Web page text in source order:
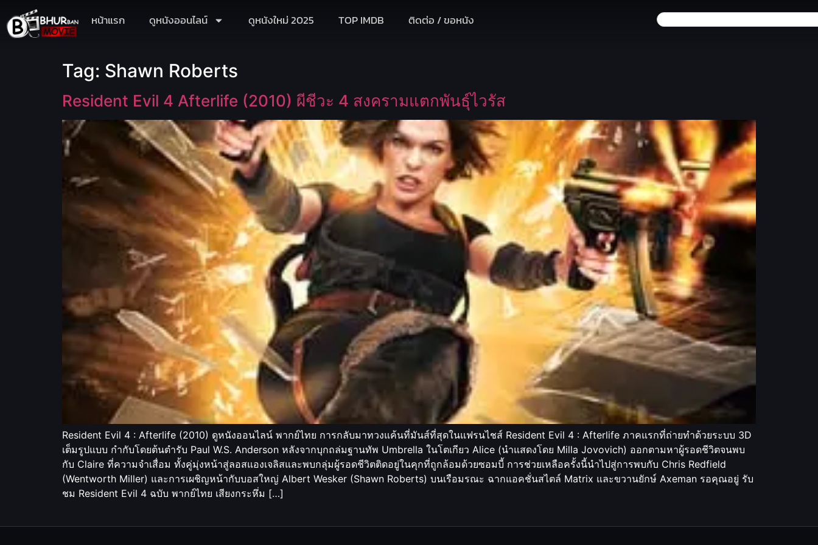
หน้าแรก ดูหนังออนไลน์ ดูหนังใหม่ 2025 TOP IMDB ติดต่อ / ขอหนัง
Tag: Shawn Roberts
Resident Evil 4 Afterlife (2010) ผีชีวะ 4 สงครามแตกพันธุ์ไวรัส
Resident Evil 4 : Afterlife (2010) ดูหนังออนไลน์ พากย์ไทย การกลับมาทวงแค้นที่มันส์ที่สุดในแฟรนไชส์ Resident Evil 4 : Afterlife ภาคแรกที่ถ่ายทำด้วยระบบ 3D
เต็มรูปแบบ กำกับโดยต้นตำรับ Paul W.S. Anderson หลังจากบุกถล่มฐานทัพ Umbrella ในโตเกียว Alice (นำแสดงโดย Milla Jovovich) ออกตามหาผู้รอดชีวิตจนพบ
กับ Claire ที่ความจำเสื่อม ทั้งคู่มุ่งหน้าสู่ลอสแองเจลิสและพบกลุ่มผู้รอดชีวิตติดอยู่ในคุกที่ถูกล้อมด้วยซอมบี้ การช่วยเหลือครั้งนี้นำไปสู่การพบกับ Chris Redfield
(Wentworth Miller) และการเผชิญหน้ากับบอสใหญ่ Albert Wesker (Shawn Roberts) บนเรือมรณะ ฉากแอคชั่นสไตล์ Matrix และขวานยักษ์ Axeman รอคุณอยู่ รับ
ชม Resident Evil 4 ฉบับ พากย์ไทย เสียงกระหึ่ม […]